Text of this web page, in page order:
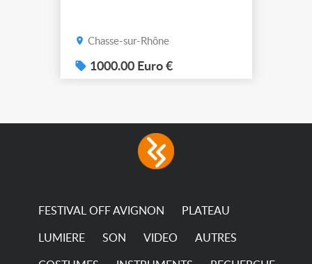
Chasse-sur-Rhône
1000.00 Euro €
FESTIVAL OFF AVIGNON PLATEAU
LUMIERE SON VIDEO AUTRES